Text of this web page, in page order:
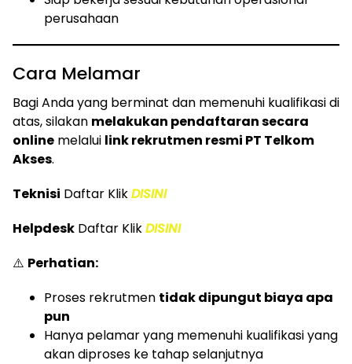
perusahaan
Cara Melamar
Bagi Anda yang berminat dan memenuhi kualifikasi di
atas, silakan melakukan pendaftaran secara
online melalui link rekrutmen resmi PT Telkom
Akses.
Teknisi Daftar KlikDISINI
Helpdesk Daftar KlikDISINI
⚠️ Perhatian:
Proses rekrutmen tidak dipungut biaya apa
pun
Hanya pelamar yang memenuhi kualifikasi yang
akan diproses ke tahap selanjutnya